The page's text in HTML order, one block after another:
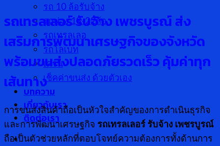
รถ 10 ล้อรับจ้าง
รถพ่วง 18-22ล้อ
รถเทรลเลอ
รถโลเบท
เครน
เช็คค่าขนส่ง ด้วยตัวเอง
บทความ
เกี่ยวกับเรา
ติดต่อเรา
รถเทรลเลอร์ รับจ้าง เพชรบูรณ์ส่ง
เสริมการพัฒนาเศรษฐกิจของจังหวัด
พร้อมขนส่งปลอดภัยรวดเร็ว คุ้มค่าทุก
เส้นทาง
การขนส่งสินค้าถือเป็นหัวใจสำคัญของการดำเนินธุรกิจ
และการพัฒนาเศรษฐกิจ รถเทรลเลอร์ รับจ้าง เพชรบูรณ์
ถือเป็นตัวช่วยหลักที่ตอบโจทย์ความต้องการทั้งด้านการ